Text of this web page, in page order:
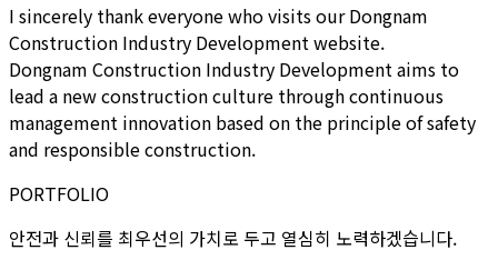
I sincerely thank everyone who visits our Dongnam
Construction Industry Development website.
Dongnam Construction Industry Development aims to
lead a new construction culture through continuous
management innovation based on the principle of safety
and responsible construction.
PORTFOLIO
안전과 신뢰를 최우선의 가치로 두고 열심히 노력하겠습니다.